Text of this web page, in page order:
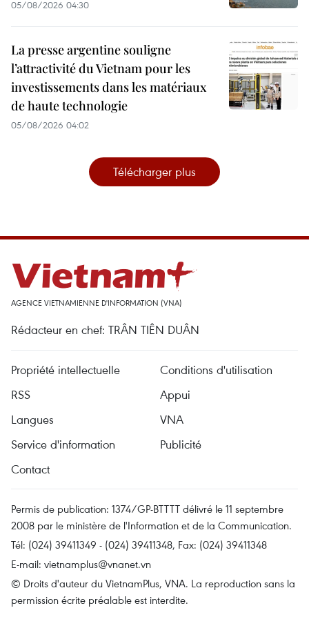
05/08/2026 04:30
La presse argentine souligne
l’attractivité du Vietnam pour les
investissements dans les matériaux
de haute technologie
05/08/2026 04:02
Télécharger plus
AGENCE VIETNAMIENNE D'INFORMATION (VNA)
Rédacteur en chef: TRÂN TIÊN DUÂN
Propriété intellectuelle
Conditions d'utilisation
RSS
Appui
Langues
VNA
Service d'information
Publicité
Contact
Permis de publication: 1374/GP-BTTTT délivré le 11 septembre
2008 par le ministère de l'Information et de la Communication.
Tél: (024) 39411349 - (024) 39411348, Fax: (024) 39411348
E-mail: vietnamplus@vnanet.vn
© Droits d'auteur du VietnamPlus, VNA. La reproduction sans la
permission écrite préalable est interdite.